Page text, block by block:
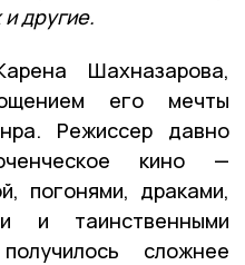
другие.
Шахназарова,
его мечты
Режиссер давно
кино —
погонями, драками,
и таинственными
сложнее